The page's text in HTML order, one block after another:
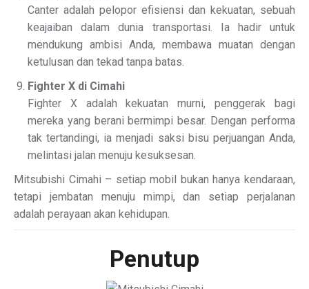
Canter adalah pelopor efisiensi dan kekuatan, sebuah
keajaiban dalam dunia transportasi. Ia hadir untuk
mendukung ambisi Anda, membawa muatan dengan
ketulusan dan tekad tanpa batas.
Fighter X di Cimahi
Fighter X adalah kekuatan murni, penggerak bagi
mereka yang berani bermimpi besar. Dengan performa
tak tertandingi, ia menjadi saksi bisu perjuangan Anda,
melintasi jalan menuju kesuksesan.
Mitsubishi Cimahi – setiap mobil bukan hanya kendaraan,
tetapi jembatan menuju mimpi, dan setiap perjalanan
adalah perayaan akan kehidupan.
Penutup